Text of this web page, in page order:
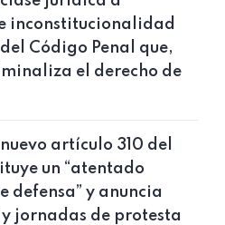
inconstitucionalidad
Código Penal que,
el derecho de
artículo 310 del
un “atentado
defensa” y anuncia
y jornadas de protesta